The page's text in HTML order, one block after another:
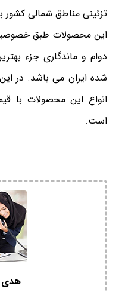
تزئینی مناطق شمالی کشور
این محصولات طبق
دوام و ماندگاری جزء
شده ایران می باشد. در
انواع این محصولات با
است.
هدی